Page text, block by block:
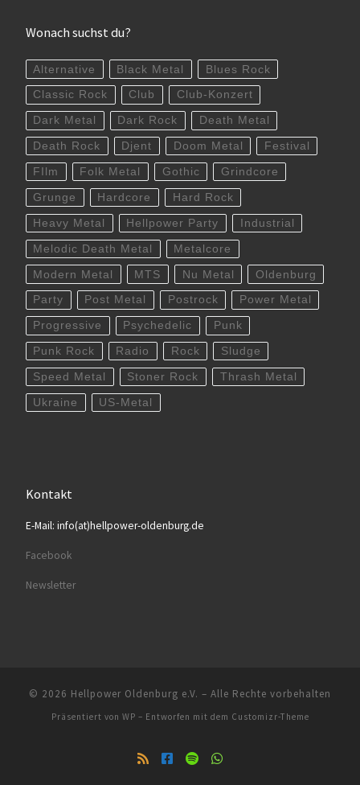
Wonach suchst du?
Alternative Black Metal Blues Rock
Classic Rock Club Club-Konzert
Dark Metal Dark Rock Death Metal
Death Rock Djent Doom Metal Festival
FIlm Folk Metal Gothic Grindcore
Grunge Hardcore Hard Rock
Heavy Metal Hellpower Party Industrial
Melodic Death Metal Metalcore
Modern Metal MTS Nu Metal Oldenburg
Party Post Metal Postrock Power Metal
Progressive Psychedelic Punk
Punk Rock Radio Rock Sludge
Speed Metal Stoner Rock Thrash Metal
Ukraine US-Metal
Kontakt
E-Mail: info(at)hellpower-oldenburg.de
Facebook
Newsletter
© 2026 Hellpower Oldenburg e.V. – Alle Rechte vorbehalten
Präsentiert von WP – Entworfen mit dem Customizr-Theme